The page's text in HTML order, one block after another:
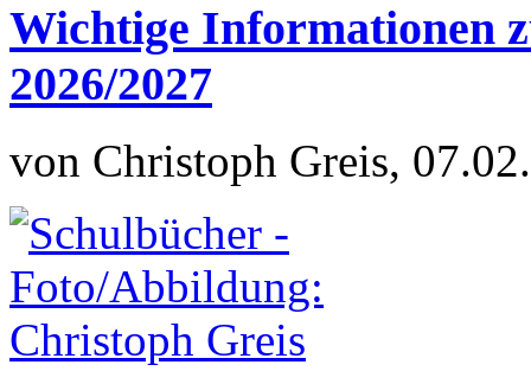
Wichtige Informationen
2026/2027
von Christoph Greis,